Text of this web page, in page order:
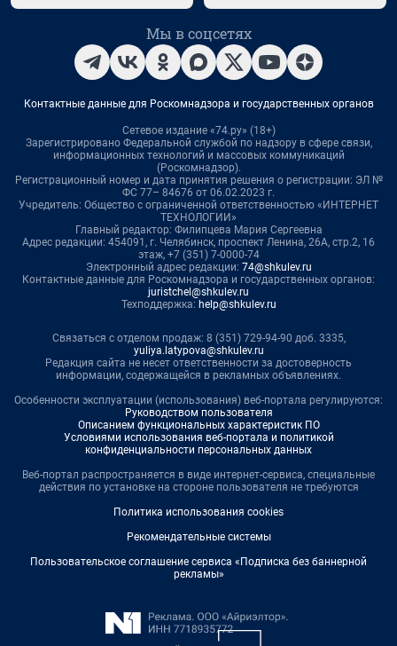
Мы в соцсетях
Контактные данные для Роскомнадзора и государственных органов
Сетевое издание «74.ру» (18+)
Зарегистрировано Федеральной службой по надзору в сфере связи,
информационных технологий и массовых коммуникаций
(Роскомнадзор).
Регистрационный номер и дата принятия решения о регистрации: ЭЛ №
ФС 77– 84676 от 06.02.2023 г.
Учредитель: Общество с ограниченной ответственностью «ИНТЕРНЕТ
ТЕХНОЛОГИИ»
Главный редактор: Филипцева Мария Сергеевна
Адрес редакции: 454091, г. Челябинск, проспект Ленина, 26А, стр.2, 16
этаж, +7 (351) 7-0000-74
Электронный адрес редакции: 74@shkulev.ru
Контактные данные для Роскомнадзора и государственных органов:
juristchel@shkulev.ru
Техподдержка: help@shkulev.ru
Связаться с отделом продаж: 8 (351) 729-94-90 доб. 3335,
yuliya.latypova@shkulev.ru
Редакция сайта не несет ответственности за достоверность
информации, содержащейся в рекламных объявлениях.
Особенности эксплуатации (использования) веб-портала регулируются:
Руководством пользователя
Описанием функциональных характеристик ПО
Условиями использования веб-портала и политикой
конфиденциальности персональных данных
Веб-портал распространяется в виде интернет-сервиса, специальные
действия по установке на стороне пользователя не требуются
Политика использования cookies
Рекомендательные системы
Пользовательское соглашение сервиса «Подписка без баннерной
рекламы»